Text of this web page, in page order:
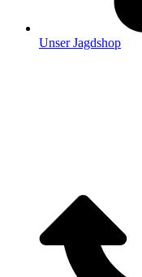
Unser Jagdshop